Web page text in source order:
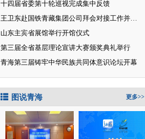
十四届省委第十轮巡视完成集中反馈
王卫东赴国铁青藏集团公司拜会对接工作并座谈
山东主宾省展馆举行开馆仪式
第三届全省基层理论宣讲大赛颁奖典礼举行
青海第三届铸牢中华民族共同体意识论坛开幕
图说青海 更多>>